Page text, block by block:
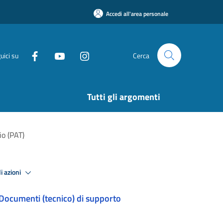
Accedi all'area personale
su Cerca
Tutti gli argomenti
(PAT)
azioni
(tecnico) di supporto